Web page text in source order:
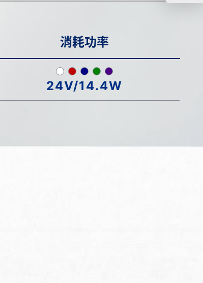
消耗功率
24V/14.4W